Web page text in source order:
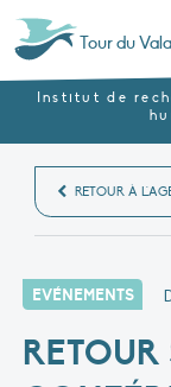
Tour du
Institut de
RETOUR À
EVÉNEMENTS